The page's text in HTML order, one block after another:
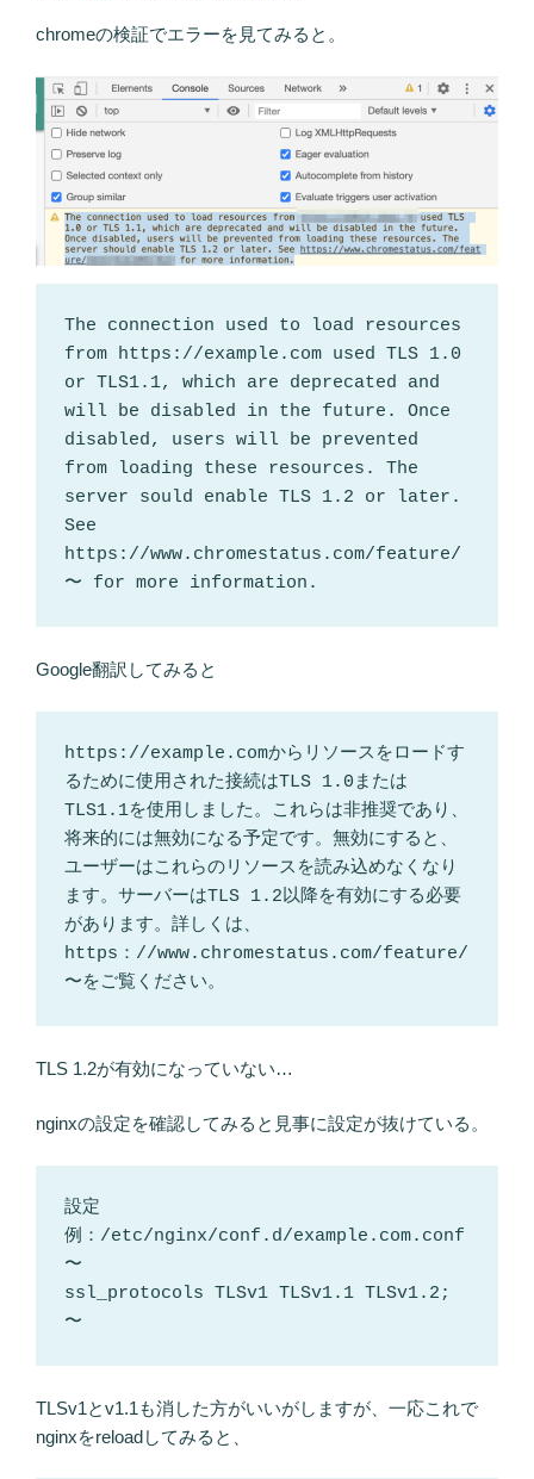
chromeの検証でエラーを見てみると。
The connection used to load resources
from https://example.com used TLS 1.0
or TLS1.1, which are deprecated and
will be disabled in the future. Once
disabled, users will be prevented
from loading these resources. The
server sould enable TLS 1.2 or later.
See
https://www.chromestatus.com/feature/
〜 for more information.
Google翻訳してみると
https://example.comからリソースをロードす
るために使用された接続はTLS 1.0または
TLS1.1を使用しました。これらは非推奨であり、
将来的には無効になる予定です。無効にすると、
ユーザーはこれらのリソースを読み込めなくなり
ます。サーバーはTLS 1.2以降を有効にする必要
があります。詳しくは、
https：//www.chromestatus.com/feature/
〜をご覧ください。
TLS 1.2が有効になっていない…
nginxの設定を確認してみると見事に設定が抜けている。
設定
例：/etc/nginx/conf.d/example.com.conf
〜
ssl_protocols TLSv1 TLSv1.1 TLSv1.2;
〜
TLSv1とv1.1も消した方がいいがしますが、一応これで
nginxをreloadしてみると、